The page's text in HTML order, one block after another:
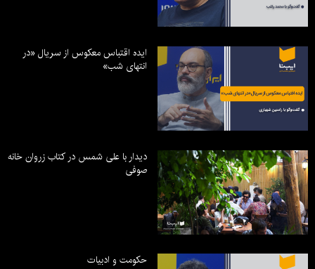
ایده اقتباس معکوس از سریال «در
انتهای شب»
دیدار با علی شمس در کتاب زروان خانه
صوفی
حکومت و ادبیات